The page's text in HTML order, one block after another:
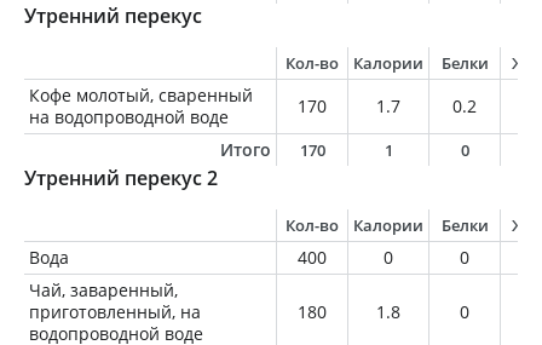
Утренний перекус
Кол-во Калории Белки
Кофе молотый, сваренный
на водопроводной воде
170 1.7 0.2
Итого
170 1 0
Утренний перекус 2
Кол-во Калории Белки
Вода 400 0 0
Чай, заваренный,
приготовленный, на
водопроводной воде
180 1.8 0